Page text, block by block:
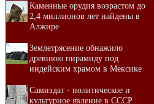
Каменные орудия возрастом до
2,4 миллионов лет найдены в
Алжире
Землетрясение обнажило
древнюю пирамиду под
индейским храмом в Мексике
Самиздат - политическое и
культурное явление в СССР